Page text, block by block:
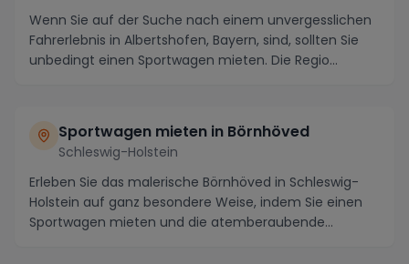
Wenn Sie auf der Suche nach einem unvergesslichen
Fahrerlebnis in Albertshofen, Bayern, sind, sollten Sie
unbedingt einen Sportwagen mieten. Die Regio...
Sportwagen mieten in Börnhöved
Schleswig-Holstein
Erleben Sie das malerische Börnhöved in Schleswig-
Holstein auf ganz besondere Weise, indem Sie einen
Sportwagen mieten und die atemberaubende